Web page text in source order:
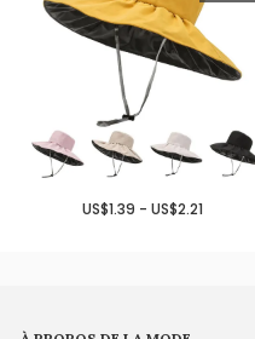
US$1.39 - US$2.21